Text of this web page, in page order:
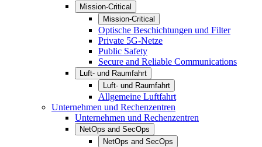
Mission-Critical
Mission-Critical
Optische Beschichtungen und Filter
Private 5G-Netze
Public Safety
Secure and Reliable Communications
Luft- und Raumfahrt
Luft- und Raumfahrt
Allgemeine Luftfahrt
Unternehmen und Rechenzentren
Unternehmen und Rechenzentren
NetOps and SecOps
NetOps and SecOps